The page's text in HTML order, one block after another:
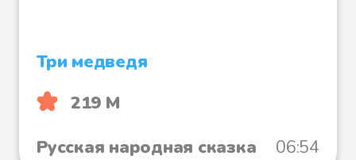
Три медведя
219 М
Русская народная сказка
06:54